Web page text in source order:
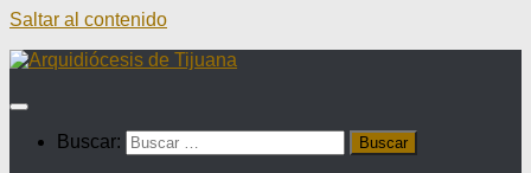
Saltar al contenido
Buscar: